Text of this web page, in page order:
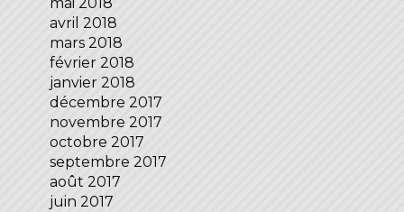
avril 2018
mars 2018
février 2018
janvier 2018
décembre 2017
novembre 2017
octobre 2017
septembre 2017
août 2017
juin 2017